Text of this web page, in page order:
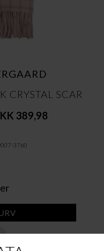
CRYSTAL SCAR
389,98
3760